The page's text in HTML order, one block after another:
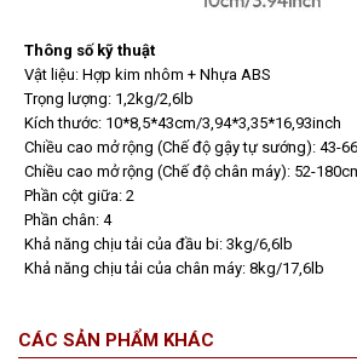
Thông số kỹ thuật
Vật liệu: Hợp kim nhôm + Nhựa ABS
Trọng lượng: 1,2kg/2,6lb
Kích thước: 10*8,5*43cm/3,94*3,35*16,93inch
Chiều cao mở rộng (Chế độ gậy tự sướng): 43-
Chiều cao mở rộng (Chế độ chân máy): 52-
Phần cột giữa: 2
Phần chân: 4
Khả năng chịu tải của đầu bi: 3kg/6,6lb
Khả năng chịu tải của chân máy: 8kg/17,6lb
CÁC SẢN PHẨM KHÁC